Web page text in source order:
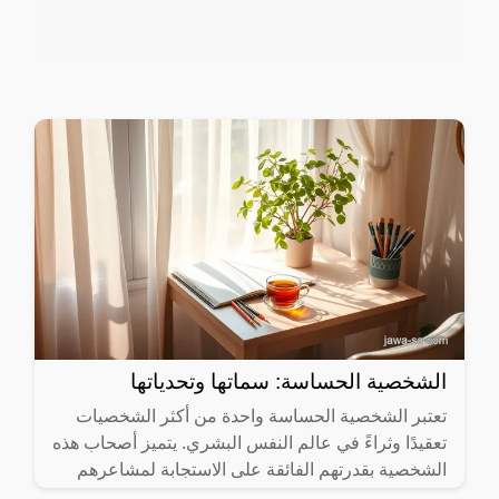
الشخصية الحساسة: سماتها وتحدياتها
تعتبر الشخصية الحساسة واحدة من أكثر الشخصيات
تعقيدًا وثراءً في عالم النفس البشري. يتميز أصحاب هذه
الشخصية بقدرتهم الفائقة على الاستجابة لمشاعرهم